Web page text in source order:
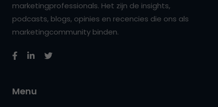
marketingprofessionals. Het zijn de insights,
podcasts, blogs, opinies en recencies die ons als
marketingcommunity binden.
Menu